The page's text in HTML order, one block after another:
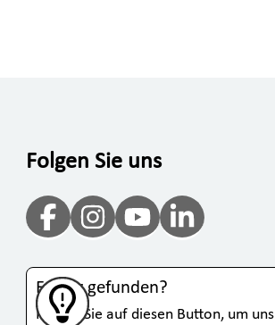
Folgen Sie uns
Fehler gefunden?
Klicken Sie auf diesen Button, um uns